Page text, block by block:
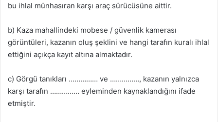
bu ihlal münhasıran karşı araç sürücüsüne aittir.
b) Kaza mahallindeki mobese / güvenlik kamerası
görüntüleri, kazanın oluş şeklini ve hangi tarafın kuralı ihlal
ettiğini açıkça kayıt altına almaktadır.
c) Görgü tanıkları …………… ve ……………, kazanın yalnızca
karşı tarafın …………… eyleminden kaynaklandığını ifade
etmiştir.